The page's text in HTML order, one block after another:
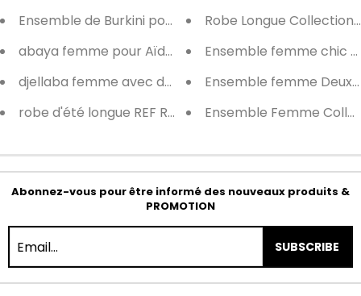
Ensemble de Burkini pour Femmes 3 pièces
abaya femme pour Aïd EL ADHA 2022
djellaba femme avec dentelle
robe d'été longue REF R001
Robe Longue Collection
Ensemble femme chic
Ensemble femme Deux
Ensemble Femme
Abonnez-vous pour être informé des nouveaux produits &
PROMOTION
SUBSCRIBE